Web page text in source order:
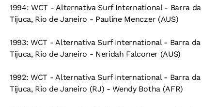
1994: WCT - Alternativa Surf International - Barra da
Tijuca, Rio de Janeiro - Pauline Menczer (AUS)
1993: WCT - Alternativa Surf International - Barra da
Tijuca, Rio de Janeiro - Neridah Falconer (AUS)
1992: WCT - Alternativa Surf International - Barra da
Tijuca, Rio de Janeiro (RJ) - Wendy Botha (AFR)